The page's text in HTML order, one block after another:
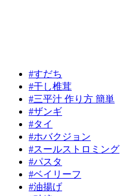
#すだち
#干し椎茸
#三平汁 作り方 簡単
#ザンギ
#タイ
#ホバクジョン
#スールストロミング
#パスタ
#ベイリーフ
#油揚げ